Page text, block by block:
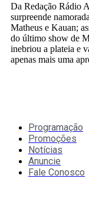
Da Redação Rádio
surpreende
Matheus e Kauan;
do último show de
inebriou a plateia e
apenas mais uma
Programação
Promoções
Notícias
Anuncie
Fale Conosco